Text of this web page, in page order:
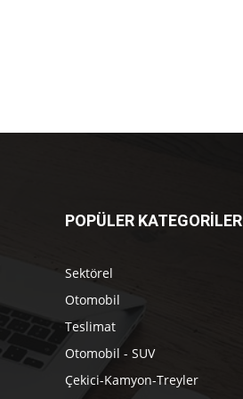
POPÜLER KATEGORİLER
Sektörel
Otomobil
Teslimat
Otomobil - SUV
Çekici-Kamyon-Treyler